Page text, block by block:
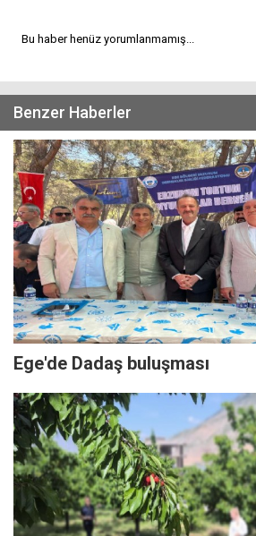
Bu haber henüz yorumlanmamış...
Benzer Haberler
Ege'de Dadaş buluşması